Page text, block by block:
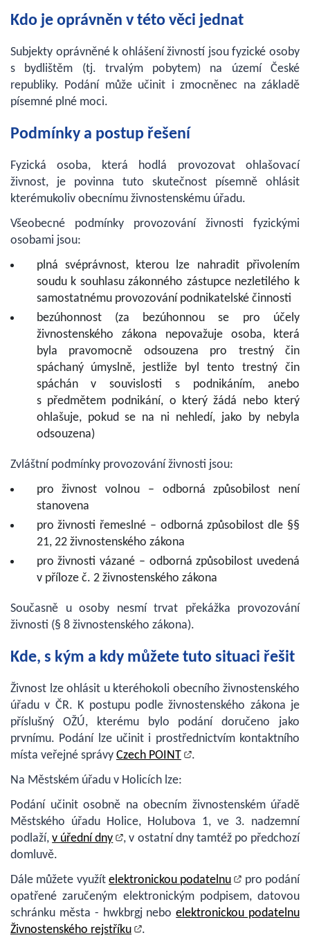
Kdo je oprávněn v této věci jednat
Subjekty oprávněné k ohlášení živností jsou fyzické osoby
s bydlištěm (tj. trvalým pobytem) na území České
republiky. Podání může učinit i zmocněnec na základě
písemné plné moci.
Podmínky a postup řešení
Fyzická osoba, která hodlá provozovat ohlašovací
živnost, je povinna tuto skutečnost písemně ohlásit
kterémukoliv obecnímu živnostenskému úřadu.
Všeobecné podmínky provozování živnosti fyzickými
osobami jsou:
plná svéprávnost, kterou lze nahradit přivolením
soudu k souhlasu zákonného zástupce nezletilého k
samostatnému provozování podnikatelské činnosti
bezúhonnost (za bezúhonnou se pro účely
živnostenského zákona nepovažuje osoba, která
byla pravomocně odsouzena pro trestný čin
spáchaný úmyslně, jestliže byl tento trestný čin
spáchán v souvislosti s podnikáním, anebo
s předmětem podnikání, o který žádá nebo který
ohlašuje, pokud se na ni nehledí, jako by nebyla
odsouzena)
Zvláštní podmínky provozování živnosti jsou:
pro živnost volnou – odborná způsobilost není
stanovena
pro živnosti řemeslné – odborná způsobilost dle §§
21, 22 živnostenského zákona
pro živnosti vázané – odborná způsobilost uvedená
v příloze č. 2 živnostenského zákona
Současně u osoby nesmí trvat překážka provozování
živnosti (§ 8 živnostenského zákona).
Kde, s kým a kdy můžete tuto situaci řešit
Živnost lze ohlásit u kteréhokoli obecního živnostenského
úřadu v ČR. K postupu podle živnostenského zákona je
příslušný OŽÚ, kterému bylo podání doručeno jako
prvnímu. Podání lze učinit i prostřednictvím kontaktního
místa veřejné správy Czech POINT
.
Na Městském úřadu v Holicích lze:
Podání učinit osobně na obecním živnostenském úřadě
Městského úřadu Holice, Holubova 1, ve 3. nadzemní
podlaží,v úřední dny
, v ostatní dny tamtéž po předchozí
domluvě.
Dále můžete využít elektronickou podatelnu
pro podání
opatřené zaručeným elektronickým podpisem, datovou
schránku města - hwkbrgj neboelektronickou podatelnu
Živnostenského rejstříku
.